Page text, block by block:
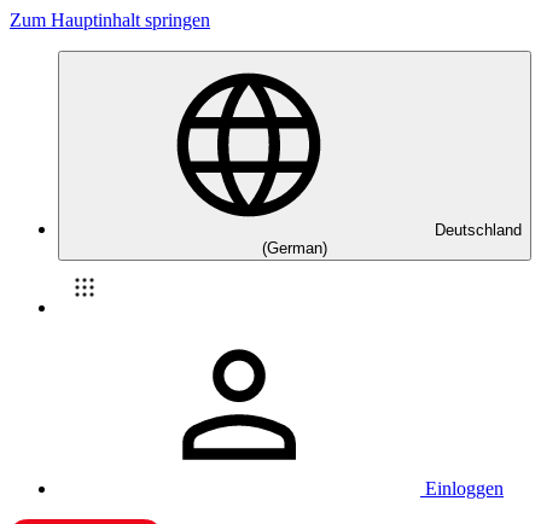
Zum Hauptinhalt springen
Deutschland
(German)
Einloggen